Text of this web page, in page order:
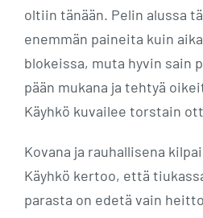
oltiin tänään. Pelin alussa
enemmän paineita kuin
blokeissa, muta hyvin sain
pään mukana ja tehtyä
Käyhkö kuvailee torstain
Kovana ja rauhallisena
Käyhkö kertoo, että
parasta on edetä vain